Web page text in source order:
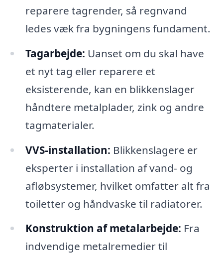
reparere tagrender, så regnvand
ledes væk fra bygningens fundament.
Tagarbejde: Uanset om du skal have
et nyt tag eller reparere et
eksisterende, kan en blikkenslager
håndtere metalplader, zink og andre
tagmaterialer.
VVS-installation: Blikkenslagere er
eksperter i installation af vand- og
afløbsystemer, hvilket omfatter alt fra
toiletter og håndvaske til radiatorer.
Konstruktion af metalarbejde: Fra
indvendige metalremedier til